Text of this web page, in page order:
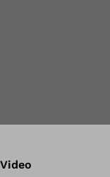
Video